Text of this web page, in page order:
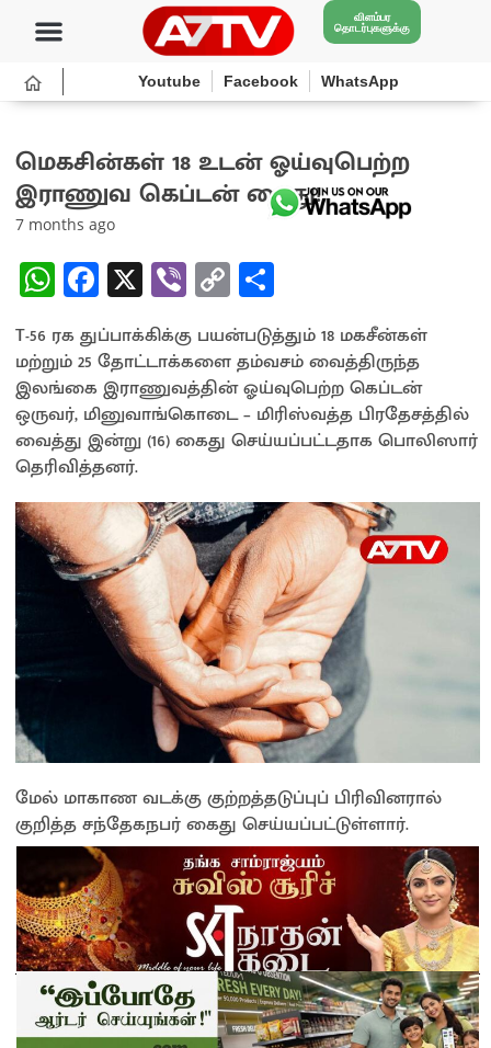
விளம்பர
தொடர்புகளுக்கு
Youtube Facebook WhatsApp
மெகசின்கள் 18 உடன் ஓய்வுபெற்ற
இராணுவ கெப்டன் கைது!
7 months ago
W
h
at
sA
p
p
Fa
ce
b
o
o
k
X Vi
b
er
C
o
py
Li
n
k
h
ar
e
T-56 ரக துப்பாக்கிக்கு பயன்படுத்தும் 18 மகசீன்கள்
மற்றும் 25 தோட்டாக்களை தம்வசம் வைத்திருந்த
இலங்கை இராணுவத்தின் ஓய்வுபெற்ற கெப்டன்
ஒருவர், மினுவாங்கொடை – மிரிஸ்வத்த பிரதேசத்தில்
வைத்து இன்று (16) கைது செய்யப்பட்டதாக பொலிஸார்
தெரிவித்தனர்.
மேல் மாகாண வடக்கு குற்றத்தடுப்புப் பிரிவினரால்
குறித்த சந்தேகநபர் கைது செய்யப்பட்டுள்ளார்.